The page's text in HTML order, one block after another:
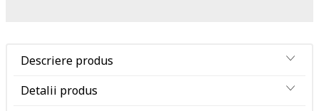
Descriere produs
Detalii produs